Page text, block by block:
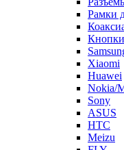
Рамки
Кнопки
Xiaomi
Huawei
Nokia/
Sony
ASUS
HTC
Meizu